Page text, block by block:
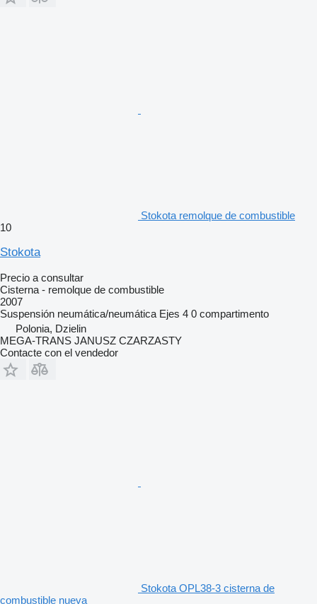
Stokota remolque de combustible
10
Stokota
Precio a consultar
Cisterna - remolque de combustible
2007
Suspensión neumática/neumática Ejes 4 0 compartimento
Polonia, Dzielin
MEGA-TRANS JANUSZ CZARZASTY
Contacte con el vendedor
Stokota OPL38-3 cisterna de
combustible nueva